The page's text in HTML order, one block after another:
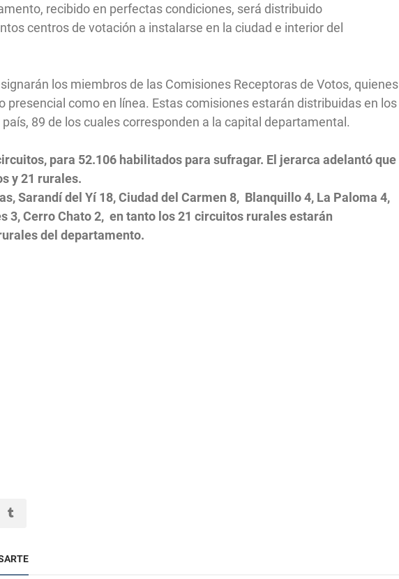
recibido en perfectas condiciones, será distribuido
centros de votación a instalarse en la ciudad e interior del
los miembros de las Comisiones Receptoras de Votos, quienes
presencial como en línea. Estas comisiones estarán distribuidas en los
89 de los cuales corresponden a la capital departamental.
para 52.106 habilitados para sufragar. El jerarca adelantó que
y 21 rurales.
Sarandí del Yí 18, Ciudad del Carmen 8, Blanquillo 4, La Paloma 4,
3, Cerro Chato 2, en tanto los 21 circuitos rurales estarán
del departamento.